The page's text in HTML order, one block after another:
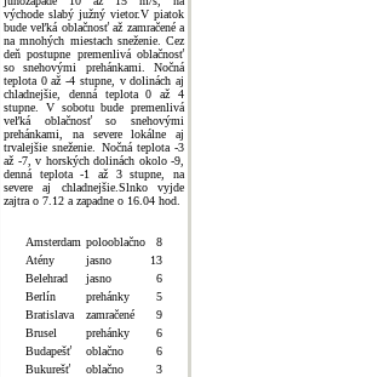
východe slabý južný vietor.V piatok
bude veľká oblačnosť až zamračené a
na mnohých miestach sneženie. Cez
deň postupne premenlivá oblačnosť
so snehovými prehánkami. Nočná
teplota 0 až -4 stupne, v dolinách aj
chladnejšie, denná teplota 0 až 4
stupne. V sobotu bude premenlivá
veľká oblačnosť so snehovými
prehánkami, na severe lokálne aj
trvalejšie sneženie. Nočná teplota -3
až -7, v horských dolinách okolo -9,
denná teplota -1 až 3 stupne, na
severe aj chladnejšie.Slnko vyjde
zajtra o 7.12 a zapadne o 16.04 hod.
Amsterdam polooblačno
8
Atény
jasno
13
Belehrad
jasno
6
Berlín
prehánky
5
Bratislava
zamračené
9
Brusel
prehánky
6
Budapešť
oblačno
6
Bukurešť
oblačno
3